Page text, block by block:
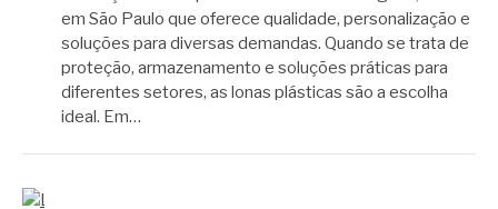
em São Paulo que oferece qualidade, personalização e
soluções para diversas demandas. Quando se trata de
proteção, armazenamento e soluções práticas para
diferentes setores, as lonas plásticas são a escolha
ideal. Em…